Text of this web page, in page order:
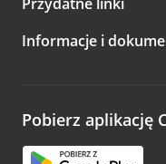
A po wizycie…
Zachęcamy do
opinie.
Informacje i
Pobierz aplikację